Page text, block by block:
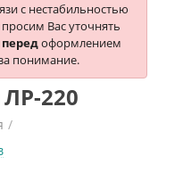
с нестабильностью
Вас уточнять
передоформлением
понимание.
220
/